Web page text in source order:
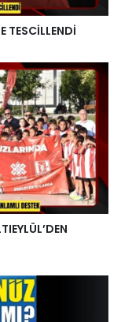
TESCİLLENDİ